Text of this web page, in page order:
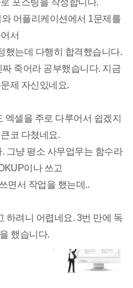
포스팅을 작성합니다.
어플리케이션에서 1문제를
서
했는데 다행히 합격했습니다.
죽어라 공부했습니다. 지금
제 자신있네요.
셀을 주로 다루어서 쉽겠지
코 다쳤네요.
그냥 평소 사무업무는 함수라
이나 쓰고
면서 작업을 했는데..
하려니 어렵네요. 3번 만에 독
했습니다.